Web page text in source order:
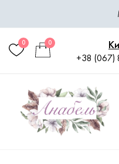
+38 (067)
0 0